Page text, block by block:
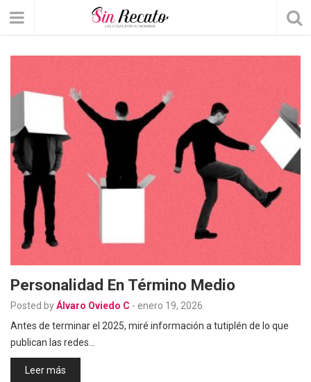
Personalidad En Término Medio
Posted byÁlvaro Oviedo C - enero 19, 2026
Antes de terminar el 2025, miré información a tutiplén de lo que
publican las redes…
Leer más